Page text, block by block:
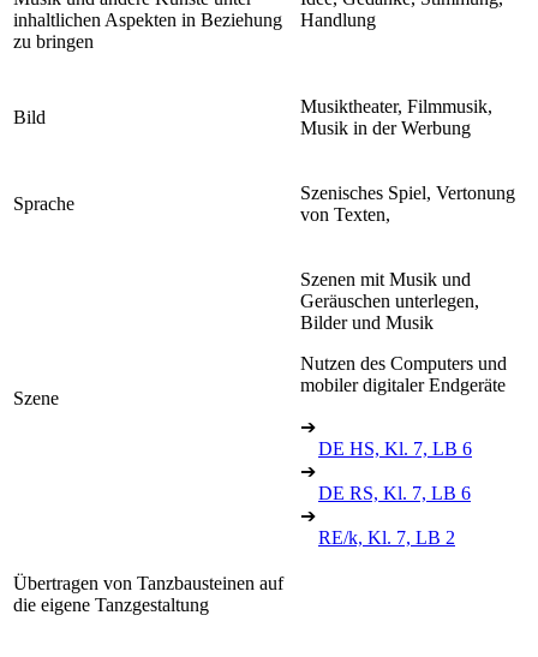
inhaltlichen Aspekten in Beziehung
zu bringen
Handlung
Bild
Musiktheater, Filmmusik,
Musik in der Werbung
Sprache
Szenisches Spiel, Vertonung
von Texten,
Szene
Szenen mit Musik und
Geräuschen unterlegen,
Bilder und Musik
Nutzen des Computers und
mobiler digitaler Endgeräte
➔
DE HS, Kl. 7, LB 6
➔
DE RS, Kl. 7, LB 6
➔
RE/k, Kl. 7, LB 2
Übertragen von Tanzbausteinen auf
die eigene Tanzgestaltung